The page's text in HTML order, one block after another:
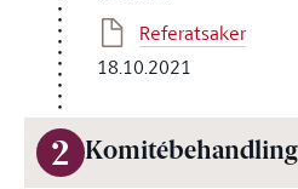
Referatsaker
18.10.2021
2 Komitébehandling